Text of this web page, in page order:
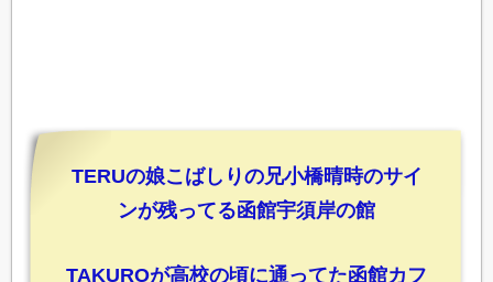
TERUの娘こばしりの兄小橋晴時のサイ
ンが残ってる函館宇須岸の館
TAKUROが高校の頃に通ってた函館カフ